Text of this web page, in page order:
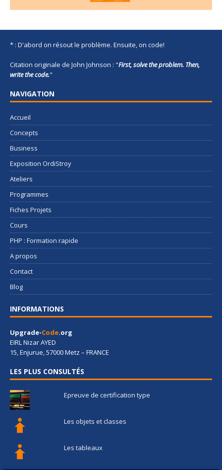
* : D'abord on résout le problème. Ensuite, on code!
Citation originale de John Johnson : "First, solve the problem. Then,
write the code."
NAVIGATION
Accueil
Concepts
Business
Exposition OrdiStroy
Ateliers
Programmes
Fiches Projets
Cours
PHP : Formation rapide
A propos
Contact
Blog
INFORMATIONS
Upgrade-Code.org
EIRL Nizar AYED
15, Enjurue, 57000 Metz – FRANCE
LES PLUS CONSULTÉS
Epreuve de certification type
Les objets et classes
Les tableaux